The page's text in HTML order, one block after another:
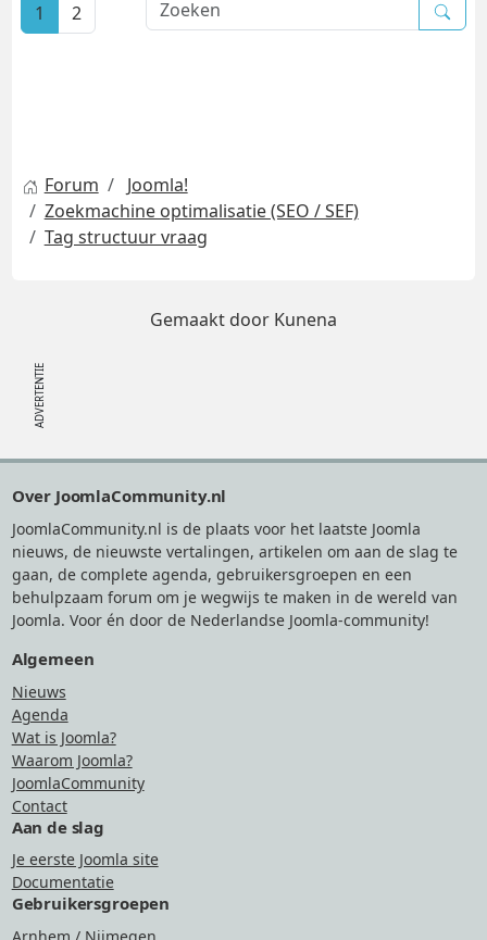
1 2
Forum
Joomla!
Zoekmachine optimalisatie (SEO / SEF)
Tag structuur vraag
Gemaakt door Kunena
Over JoomlaCommunity.nl
JoomlaCommunity.nl is de plaats voor het laatste Joomla
nieuws, de nieuwste vertalingen, artikelen om aan de slag te
gaan, de complete agenda, gebruikersgroepen en een
behulpzaam forum om je wegwijs te maken in de wereld van
Joomla. Voor én door de Nederlandse Joomla-community!
Algemeen
Nieuws
Agenda
Wat is Joomla?
Waarom Joomla?
JoomlaCommunity
Contact
Aan de slag
Je eerste Joomla site
Documentatie
Gebruikersgroepen